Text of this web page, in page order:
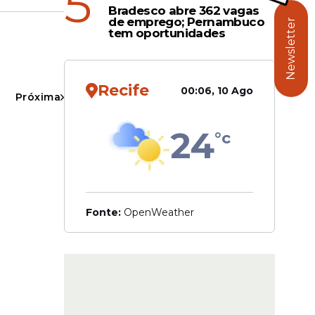
da
Próxima
Bradesco abre 362 vagas
de emprego; Pernambuco
tem oportunidades
Recife 00:06, 10 Ago
24°c
Fonte: OpenWeather
Newsletter